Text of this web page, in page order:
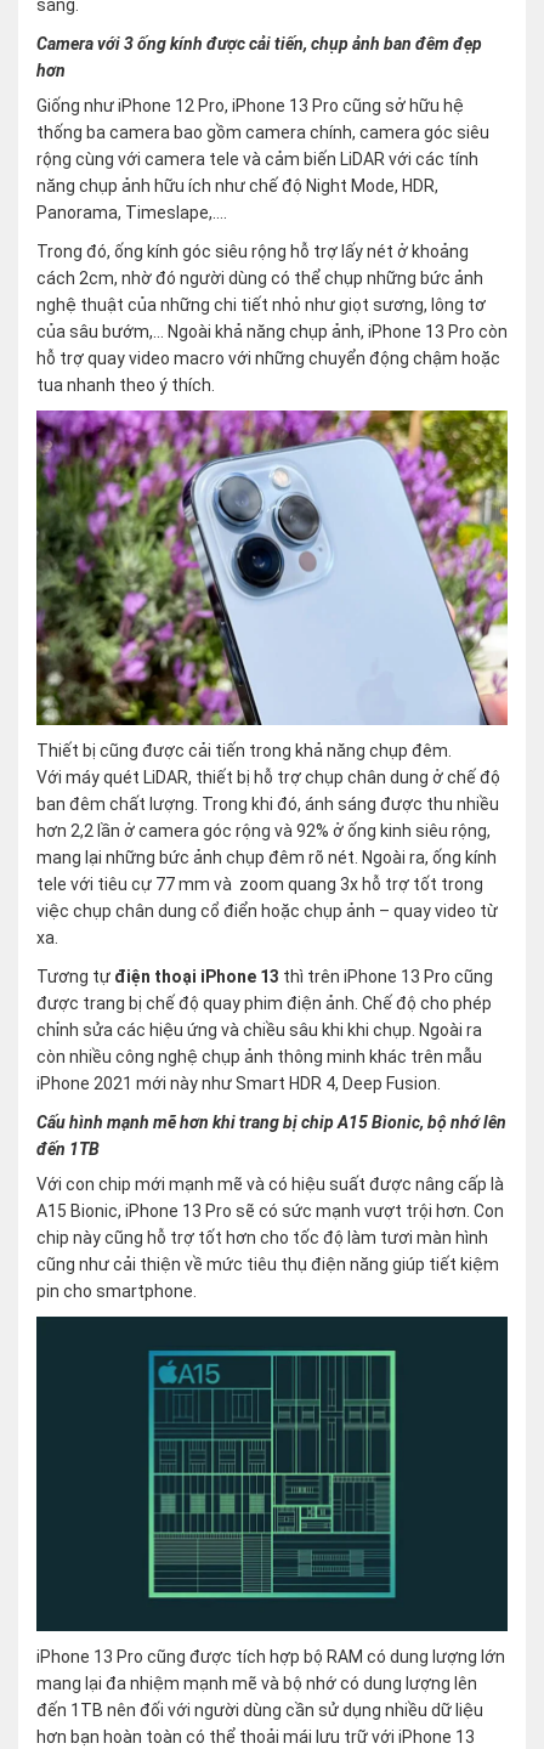
sáng.
Camera với 3 ống kính được cải tiến, chụp ảnh ban đêm đẹp
hơn
Giống như iPhone 12 Pro, iPhone 13 Pro cũng sở hữu hệ
thống ba camera bao gồm camera chính, camera góc siêu
rộng cùng với camera tele và cảm biến LiDAR với các tính
năng chụp ảnh hữu ích như chế độ Night Mode, HDR,
Panorama, Timeslape,….
Trong đó, ống kính góc siêu rộng hỗ trợ lấy nét ở khoảng
cách 2cm, nhờ đó người dùng có thể chụp những bức ảnh
nghệ thuật của những chi tiết nhỏ như giọt sương, lông tơ
của sâu bướm,… Ngoài khả năng chụp ảnh, iPhone 13 Pro còn
hỗ trợ quay video macro với những chuyển động chậm hoặc
tua nhanh theo ý thích.
Thiết bị cũng được cải tiến trong khả năng chụp đêm.
Với máy quét LiDAR, thiết bị hỗ trợ chụp chân dung ở chế độ
ban đêm chất lượng. Trong khi đó, ánh sáng được thu nhiều
hơn 2,2 lần ở camera góc rộng và 92% ở ống kinh siêu rộng,
mang lại những bức ảnh chụp đêm rõ nét. Ngoài ra, ống kính
tele với tiêu cự 77 mm và zoom quang 3x hỗ trợ tốt trong
việc chụp chân dung cổ điển hoặc chụp ảnh – quay video từ
xa.
Tương tự điện thoại iPhone 13 thì trên iPhone 13 Pro cũng
được trang bị chế độ quay phim điện ảnh. Chế độ cho phép
chỉnh sửa các hiệu ứng và chiều sâu khi khi chụp. Ngoài ra
còn nhiều công nghệ chụp ảnh thông minh khác trên mẫu
iPhone 2021 mới này như Smart HDR 4, Deep Fusion.
Cấu hình mạnh mẽ hơn khi trang bị chip A15 Bionic, bộ nhớ lên
đến 1TB
Với con chip mới mạnh mẽ và có hiệu suất được nâng cấp là
A15 Bionic, iPhone 13 Pro sẽ có sức mạnh vượt trội hơn. Con
chip này cũng hỗ trợ tốt hơn cho tốc độ làm tươi màn hình
cũng như cải thiện về mức tiêu thụ điện năng giúp tiết kiệm
pin cho smartphone.
iPhone 13 Pro cũng được tích hợp bộ RAM có dung lượng lớn
mang lại đa nhiệm mạnh mẽ và bộ nhớ có dung lượng lên
đến 1TB nên đối với người dùng cần sử dụng nhiều dữ liệu
hơn bạn hoàn toàn có thể thoải mái lưu trữ với iPhone 13